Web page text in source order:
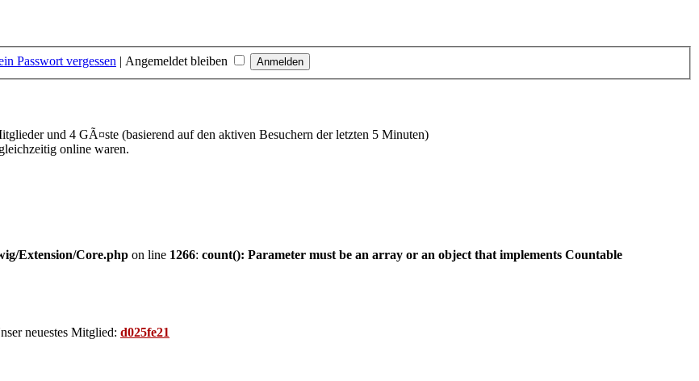
Passwort vergessen | Angemeldet bleiben
und 4 GÃ¤ste (basierend auf den aktiven Besuchern der letzten 5 Minuten)
online waren.
Extension/Core.php on line 1266: count(): Parameter must be an array or an object that implements Countable
neuestes Mitglied: d025fe21